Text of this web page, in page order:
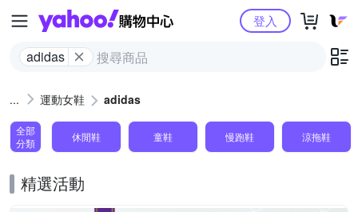
Yahoo購物中心
adidas
登入
運動女鞋 adidas
全部
分類
休閒鞋 童鞋 慢跑鞋 涼拖鞋
精選活動